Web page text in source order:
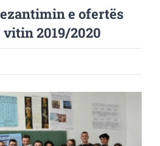
e ofertës
2019/2020